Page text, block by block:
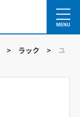
MENU
> ラック >
ユ